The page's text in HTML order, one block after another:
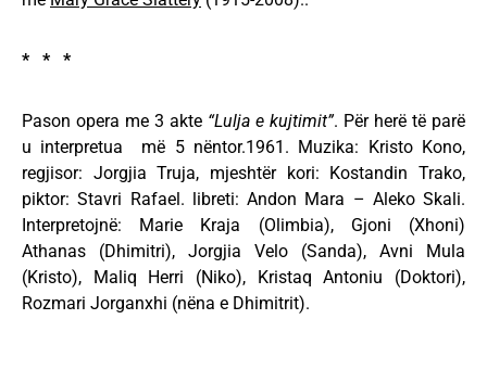
* * *
Pason opera me 3 akte “Lulja e kujtimit”. Për herë të parë
u interpretua më 5 nëntor.1961. Muzika: Kristo Kono,
regjisor: Jorgjia Truja, mjeshtër kori: Kostandin Trako,
piktor: Stavri Rafael. libreti: Andon Mara – Aleko Skali.
Interpretojnë: Marie Kraja (Olimbia), Gjoni (Xhoni)
Athanas (Dhimitri), Jorgjia Velo (Sanda), Avni Mula
(Kristo), Maliq Herri (Niko), Kristaq Antoniu (Doktori),
Rozmari Jorganxhi (nëna e Dhimitrit).